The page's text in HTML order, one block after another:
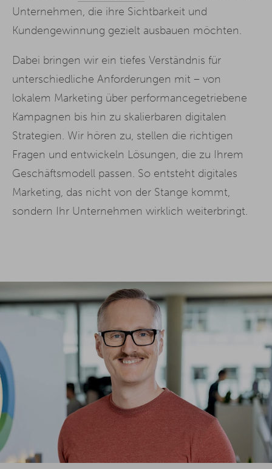
Unternehmen, die ihre Sichtbarkeit und
Kundengewinnung gezielt ausbauen möchten.
Dabei bringen wir ein tiefes Verständnis für
unterschiedliche Anforderungen mit – von
lokalem Marketing über performancegetriebene
Kampagnen bis hin zu skalierbaren digitalen
Strategien. Wir hören zu, stellen die richtigen
Fragen und entwickeln Lösungen, die zu Ihrem
Geschäftsmodell passen. So entsteht digitales
Marketing, das nicht von der Stange kommt,
sondern Ihr Unternehmen wirklich weiterbringt.